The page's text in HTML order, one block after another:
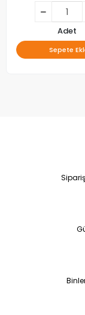
Adet
Sepete